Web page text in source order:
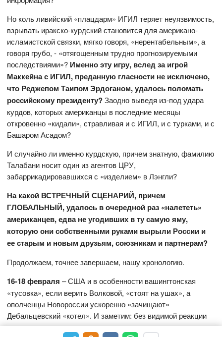
Но коль ливийский «плацдарм» ИГИЛ теряет неуязвимость,
взрывать иракско-курдский становится для американо-
исламистской связки, мягко говоря, «нерентабельным», а
говоря грубо, - «отягощенным трудно прогнозируемыми
последствиями»? Именно эту игру, вслед за игрой
Маккейна с ИГИЛ, преданную гласности не исключено,
что Реджепом Таипом Эрдоганом, удалось поломать
российскому президенту?Заодно выведя из-под удара
курдов, которых американцы в последние месяцы
откровенно «кидали», стравливая и с ИГИЛ, и с турками, и с
Башаром Асадом?
И случайно ли именно курдскую, причем знатную, фамилию
Талабани носит один из агентов ЦРУ,
забаррикадировавшихся с «изделием» в Лэнгли?
На какой ВСТРЕЧНЫЙ СЦЕНАРИЙ, причем
ГЛОБАЛЬНЫЙ, удалось в очередной раз «налететь»
американцев, едва не угодивших в ту самую яму,
которую они собственными руками вырыли России и
ее старым и новым друзьям, союзникам и партнерам?
Продолжаем, точнее завершаем, нашу хронологию.
16-18 февраля – США и в особенности вашингтонская
«тусовка», если верить Волковой, «стоят на ушах», а
ополченцы Новороссии ускоренно «зачищают»
Дебальцевский «котел». И заметим: без видимой реакции
со стороны американцев, которых легко можно понять: